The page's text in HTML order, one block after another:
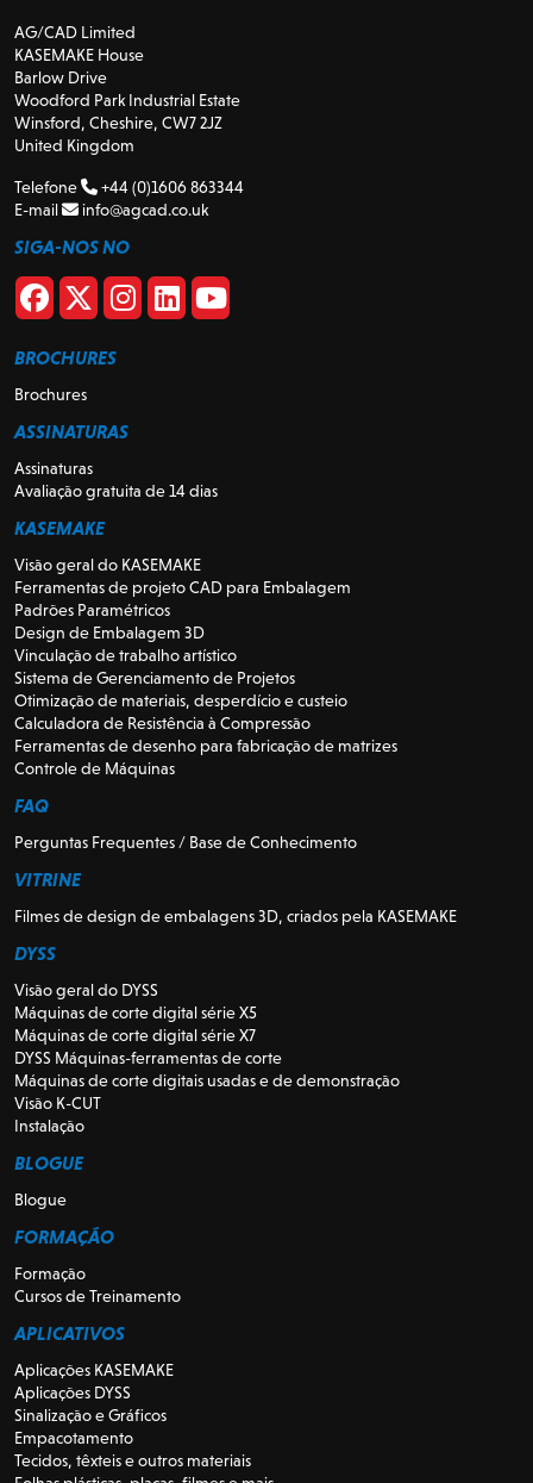
AG/CAD Limited
KASEMAKE House
Barlow Drive
Woodford Park Industrial Estate
Winsford, Cheshire, CW7 2JZ
United Kingdom
Telefone
+44 (0)1606 863344
E-mail
info@agcad.co.uk
SIGA-NOS NO
BROCHURES
Brochures
ASSINATURAS
Assinaturas
Avaliação gratuita de 14 dias
KASEMAKE
Visão geral do KASEMAKE
Ferramentas de projeto CAD para Embalagem
Padrões Paramétricos
Design de Embalagem 3D
Vinculação de trabalho artístico
Sistema de Gerenciamento de Projetos
Otimização de materiais, desperdício e custeio
Calculadora de Resistência à Compressão
Ferramentas de desenho para fabricação de matrizes
Controle de Máquinas
FAQ
Perguntas Frequentes / Base de Conhecimento
VITRINE
Filmes de design de embalagens 3D, criados pela KASEMAKE
DYSS
Visão geral do DYSS
Máquinas de corte digital série X5
Máquinas de corte digital série X7
DYSS Máquinas-ferramentas de corte
Máquinas de corte digitais usadas e de demonstração
Visão K-CUT
Instalação
BLOGUE
Blogue
FORMAÇÃO
Formação
Cursos de Treinamento
APLICATIVOS
Aplicações KASEMAKE
Aplicações DYSS
Sinalização e Gráficos
Empacotamento
Tecidos, têxteis e outros materiais